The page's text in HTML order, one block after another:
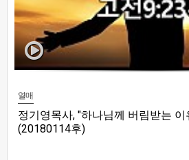
열매
정기영목사, "하나님께 버림받는
(20180114후)